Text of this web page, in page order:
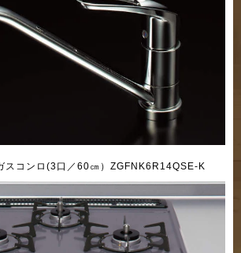
スコンロ(3口／60㎝）ZGFNK6R14QSE-K